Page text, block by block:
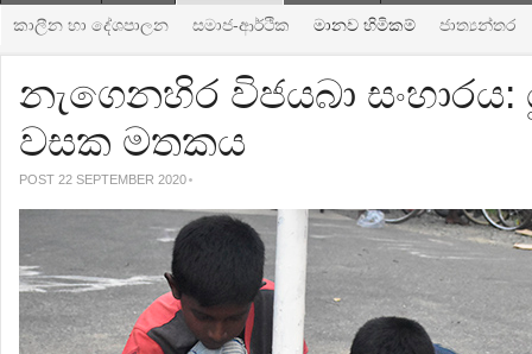
කාලීන හා දේශපාලන සමාජ-ආර්ථික මානව හිමිකම් ජාත්‍යන්තර
නැගෙනහිර විජයබා
වසක මතකය
POST 22 SEPTEMBER 2020